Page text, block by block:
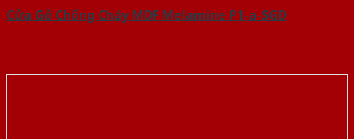
Cửa Gỗ Chống Cháy MDF Melamine P1-a-SGD